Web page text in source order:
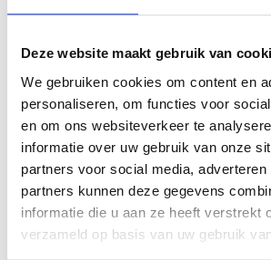
Deze website maakt gebruik van
We gebruiken cookies om content en
personaliseren, om functies voor
en om ons websiteverkeer te
informatie over uw gebruik van onze
partners voor social media,
partners kunnen deze gegevens
informatie die u aan ze heeft verstrekt
verzameld op basis van uw gebruik
Bestemmingen
Albanie
Algerije
Argentinie